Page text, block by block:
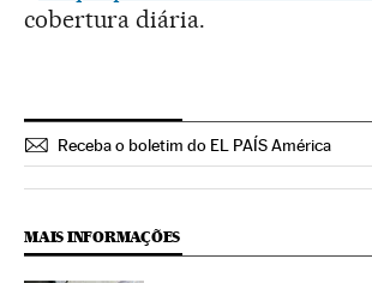
cobertura diária.
Receba o boletim do EL PAÍS América
MAIS INFORMAÇÕES